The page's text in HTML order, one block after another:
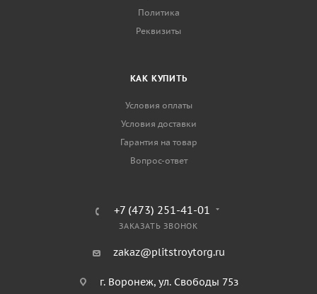
Политика
Реквизиты
КАК КУПИТЬ
Условия оплаты
Условия доставки
Гарантия на товар
Вопрос-ответ
+7 (473) 251-41-01
ЗАКАЗАТЬ ЗВОНОК
zakaz@plitstroytorg.ru
г. Воронеж, ул. Свободы 75з